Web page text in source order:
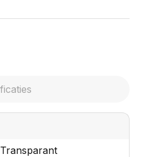
Transparant